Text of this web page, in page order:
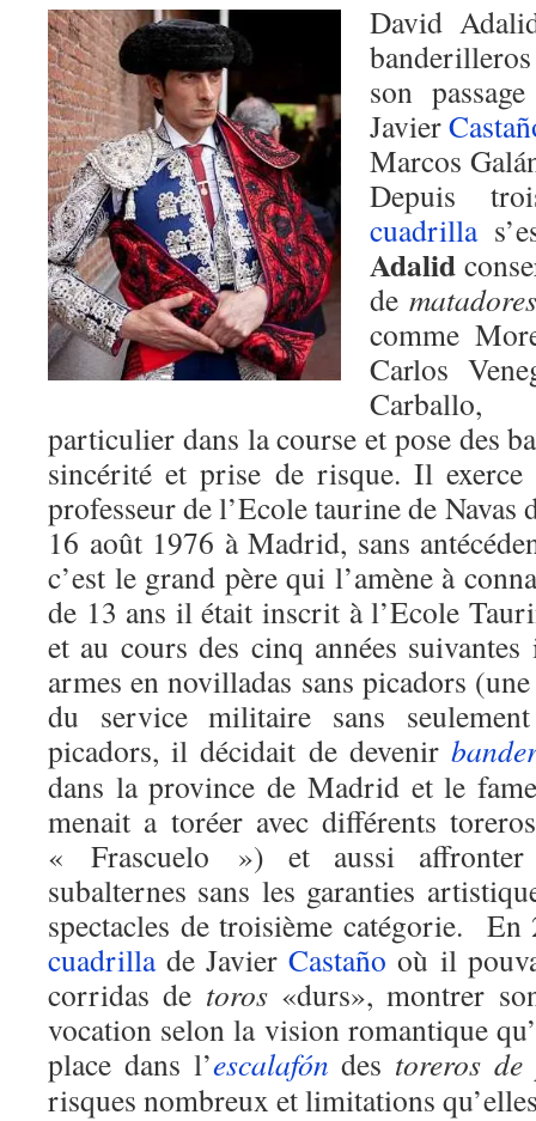
David
son
Javier
Marcos
Depuis
cuadrilla
Adalid
de
comme
Carlos
Carballo,
particulier dans la course et pose des
sincérité et prise de risque. Il
professeur de l’Ecole taurine de
16 août 1976 à Madrid, sans
c’est le grand père qui l’amène à
de 13 ans il était inscrit à l’Ecole
et au cours des cinq années
armes en novilladas sans picadors
du service militaire sans
picadors, il décidait de devenir
dans la province de Madrid et le
menait a toréer avec différents
« Frascuelo ») et aussi affronter
subalternes sans les garanties
spectacles de troisième catégorie.
cuadrillade JavierCastaño où il
corridas de toros«durs», montrer
vocation selon la vision romantique
place dans l’escalafón des toreros
risques nombreux et limitations